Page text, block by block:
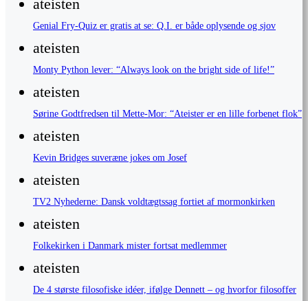
ateisten
Genial Fry-Quiz er gratis at se: Q.I. er både oplysende og sjov
ateisten
Monty Python lever: “Always look on the bright side of life!”
ateisten
Sørine Godtfredsen til Mette-Mor: “Ateister er en lille forbenet flok”
ateisten
Kevin Bridges suveræne jokes om Josef
ateisten
TV2 Nyhederne: Dansk voldtægtssag fortiet af mormonkirken
ateisten
Folkekirken i Danmark mister fortsat medlemmer
ateisten
De 4 største filosofiske idéer, ifølge Dennett – og hvorfor filosoffer